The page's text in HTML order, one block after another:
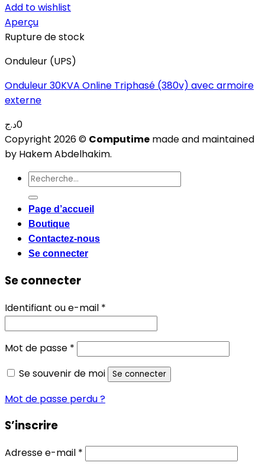
Add to wishlist
Aperçu
Rupture de stock
Onduleur (UPS)
Onduleur 30KVA Online Triphasé (380v) avec armoire
externe
0د.ج
Copyright 2026 © Computime made and maintained
by Hakem Abdelhakim.
Recherche
pour :
Page d’accueil
Boutique
Contactez-nous
Se connecter
Se connecter
Identifiant ou e-mail *
Mot de passe *
Se souvenir de moi
Se connecter
Mot de passe perdu ?
S’inscrire
Adresse e-mail *